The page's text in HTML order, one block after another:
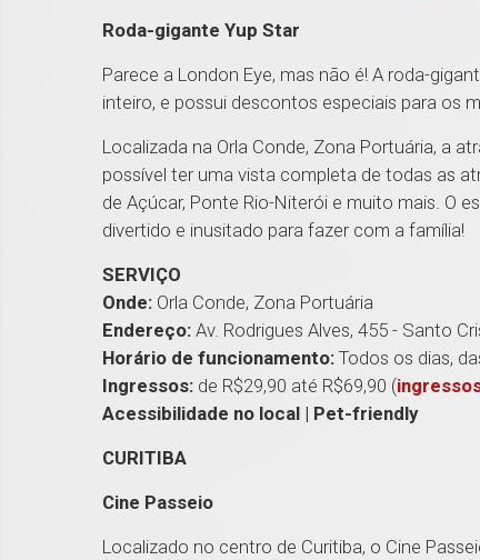
Roda-gigante Yup Star
Parece a London Eye, mas não é! A roda-
inteiro, e possui descontos especiais para os
Localizada na Orla Conde, Zona Portuária, a
possível ter uma vista completa de todas as
de Açúcar, Ponte Rio-Niterói e muito mais. O
divertido e inusitado para fazer com a família!
SERVIÇO
Onde: Orla Conde, Zona Portuária
Endereço: Av. Rodrigues Alves, 455 - Santo
Horário de funcionamento: Todos os dias,
Ingressos: de R$29,90 até R$69,90 (
Acessibilidade no local | Pet-friendly
CURITIBA
Cine Passeio
Localizado no centro de Curitiba, o Cine